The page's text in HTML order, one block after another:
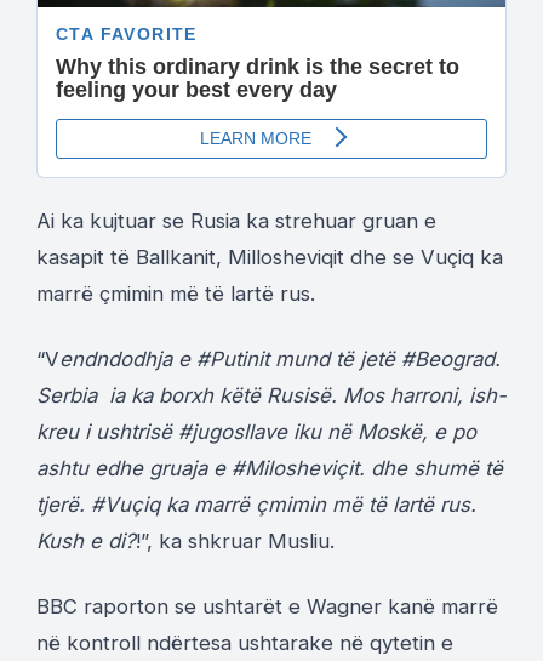
Ai ka kujtuar se Rusia ka strehuar gruan e
kasapit të Ballkanit, Millosheviqit dhe se Vuçiq ka
marrë çmimin më të lartë rus.
“Vendndodhja e #Putinit mund të jetë #Beograd.
Serbia ia ka borxh këtë Rusisë. Mos harroni, ish-
kreu i ushtrisë #jugosllave iku në Moskë, e po
ashtu edhe gruaja e #Milosheviçit. dhe shumë të
tjerë. #Vuçiq ka marrë çmimin më të lartë rus.
Kush e di?!”, ka shkruar Musliu.
BBC raporton se ushtarët e Wagner kanë marrë
në kontroll ndërtesa ushtarake në qytetin e